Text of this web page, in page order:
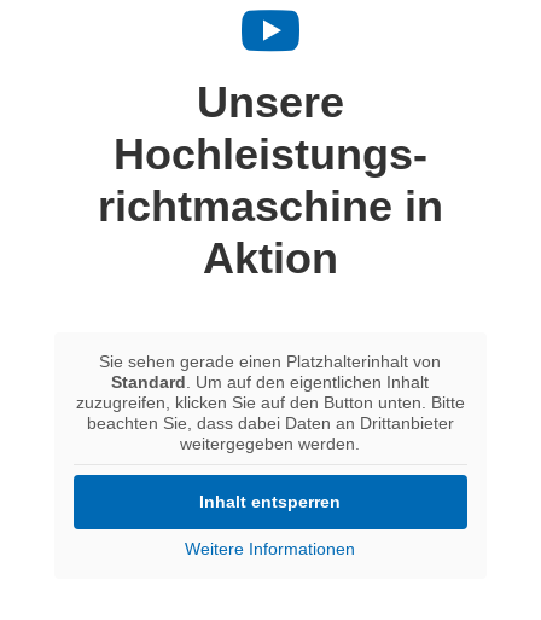

Unsere
Hochleistungs­
richtmaschine in
Aktion
Sie sehen gerade einen Platzhalterinhalt von
Standard. Um auf den eigentlichen Inhalt
zuzugreifen, klicken Sie auf den Button unten. Bitte
beachten Sie, dass dabei Daten an Drittanbieter
weitergegeben werden.
Inhalt entsperren
Weitere Informationen